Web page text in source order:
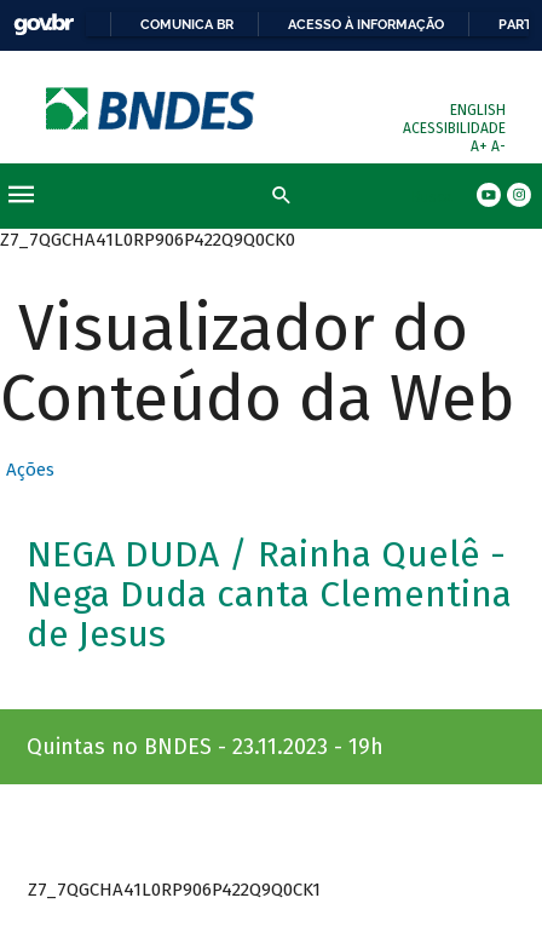
COMUNICA BR ACESSO À INFORMAÇÃO
ENGLISH
ACESSIBILIDADE
A+ A-
Z7_7QGCHA41L0RP906P422Q9Q0CK0
Visualizador do
Conteúdo da Web
Ações
NEGA DUDA / Rainha Quelê -
Nega Duda canta Clementina
de Jesus
Quintas no BNDES - 23.11.2023 - 19h
Z7_7QGCHA41L0RP906P422Q9Q0CK1